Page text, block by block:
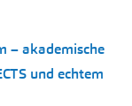
– akademische
und echtem